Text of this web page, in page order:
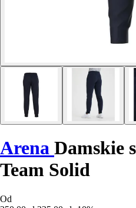
Arena Damskie
Team Solid
Od